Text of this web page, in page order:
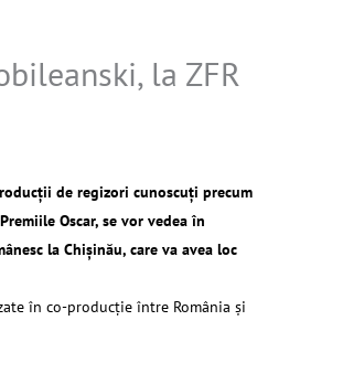
la ZFR
de regizori cunoscuţi precum
Oscar, se vor vedea în
la Chişinău, care va avea loc
în co-producţie între România şi